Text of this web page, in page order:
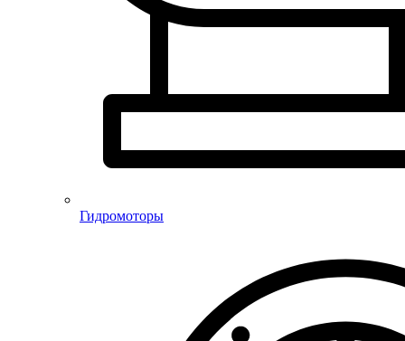
Гидромоторы